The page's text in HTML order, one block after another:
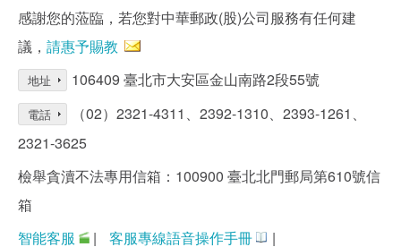
感謝您的蒞臨，若您對中華郵政(股)公司服務有任何建
議， 請惠予賜教
地址 106409 臺北市大安區金山南路2段55號
電話
（02）2321-4311、2392-1310、2393-1261、
2321-3625
檢舉貪瀆不法專用信箱：100900 臺北北門郵局第610號信
箱
智能客服
| 客服專線語音操作手冊 |